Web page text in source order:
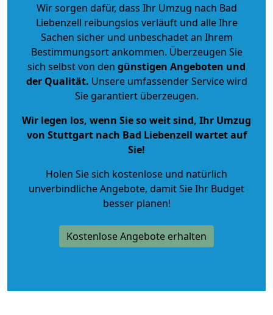
Wir sorgen dafür, dass Ihr Umzug nach Bad
Liebenzell reibungslos verläuft und alle Ihre
Sachen sicher und unbeschadet an Ihrem
Bestimmungsort ankommen. Überzeugen Sie
sich selbst von den günstigen Angeboten und
der Qualität. Unsere umfassender Service wird
Sie garantiert überzeugen.
Wir legen los, wenn Sie so weit sind, Ihr Umzug
von Stuttgart nach Bad Liebenzell wartet auf
Sie!
Holen Sie sich kostenlose und natürlich
unverbindliche Angebote, damit Sie Ihr Budget
besser planen!
Kostenlose Angebote erhalten